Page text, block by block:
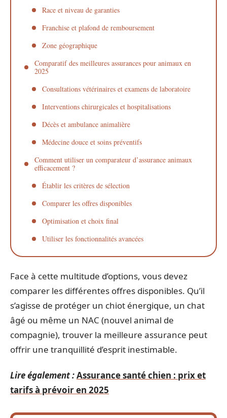
Race et niveau de garanties
Franchise et plafond de remboursement
Zone géographique
Comparatif des meilleures assurances pour animaux en
2025
Consultations vétérinaires et examens de laboratoire
Interventions chirurgicales et hospitalisations
Décès et ambulance animalière
Médecine douce et soins préventifs
Comment utiliser un comparateur d’assurance animaux
efficacement ?
Établir les critères de sélection
Comparer les offres disponibles
Optimisation et choix final
Utiliser les fonctionnalités avancées
Face à cette multitude d’options, vous devez
comparer les différentes offres disponibles. Qu’il
s’agisse de protéger un chiot énergique, un chat
âgé ou même un NAC (nouvel animal de
compagnie), trouver la meilleure assurance peut
offrir une tranquillité d’esprit inestimable.
Lire également :Assurance santé chien : prix et
tarifs à prévoir en 2025